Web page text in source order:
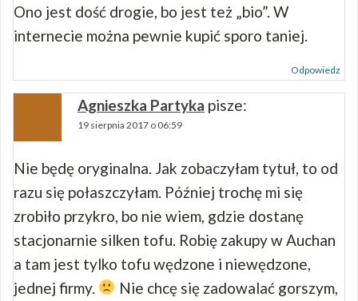
Ono jest dość drogie, bo jest też „bio”. W
internecie można pewnie kupić sporo taniej.
Odpowiedz
Agnieszka Partyka pisze:
19 sierpnia 2017 o 06:59
Nie będę oryginalna. Jak zobaczyłam tytuł, to od
razu się połaszczyłam. Później trochę mi się
zrobiło przykro, bo nie wiem, gdzie dostanę
stacjonarnie silken tofu. Robię zakupy w Auchan
a tam jest tylko tofu wędzone i niewędzone,
jednej firmy.
Nie chcę się zadowalać gorszym,